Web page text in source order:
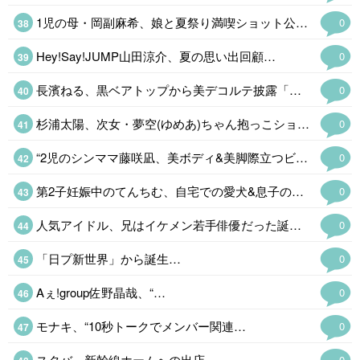
0
1児の母・岡副麻希、娘と夏祭り満喫ショット公開「ママにべったりで可愛い」…
0
Hey!Say!JUMP山田涼介、夏の思い出回顧…
0
長濱ねる、黒ベアトップから美デコルテ披露「上品で清楚な美しさ」…
0
杉浦太陽、次女・夢空(ゆめあ)ちゃん抱っこショット公開「愛が溢れてる」
0
“2児のシンママ藤咲凪、美ボディ&美脚際立つビーチショットに反響「美しす…
0
第2子妊娠中のてんちむ、自宅での愛犬&息子の日常公開「ワンちゃん人間みたいに立…
0
人気アイドル、兄はイケメン若手俳優だった誕プレはルイ・ヴィトン・“…
0
「日プ新世界」から誕生…
0
Aぇ!group佐野晶哉、“…
0
モナキ、“10秒トークでメンバー関連…